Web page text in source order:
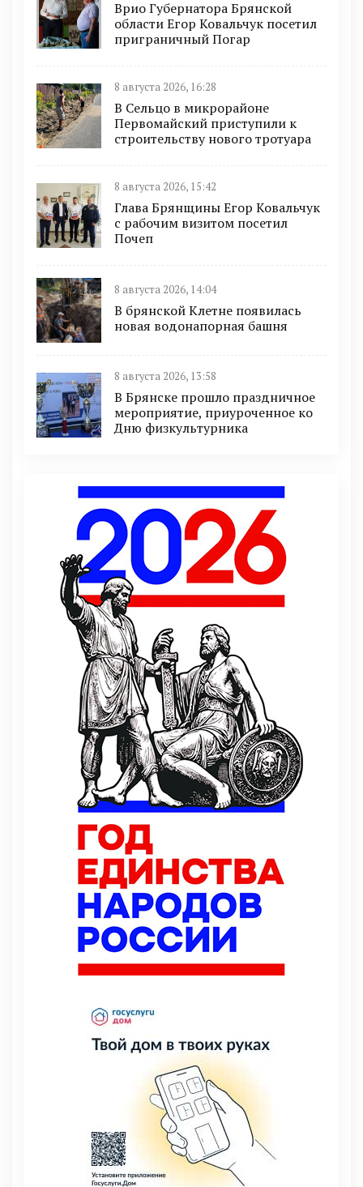
Врио Губернатора Брянской
области Егор Ковальчук посетил
приграничный Погар
8 августа 2026, 16:28
В Сельцо в микрорайоне
Первомайский приступили к
строительству нового тротуара
8 августа 2026, 15:42
Глава Брянщины Егор Ковальчук
с рабочим визитом посетил
Почеп
8 августа 2026, 14:04
В брянской Клетне появилась
новая водонапорная башня
8 августа 2026, 13:58
В Брянске прошло праздничное
мероприятие, приуроченное ко
Дню физкультурника